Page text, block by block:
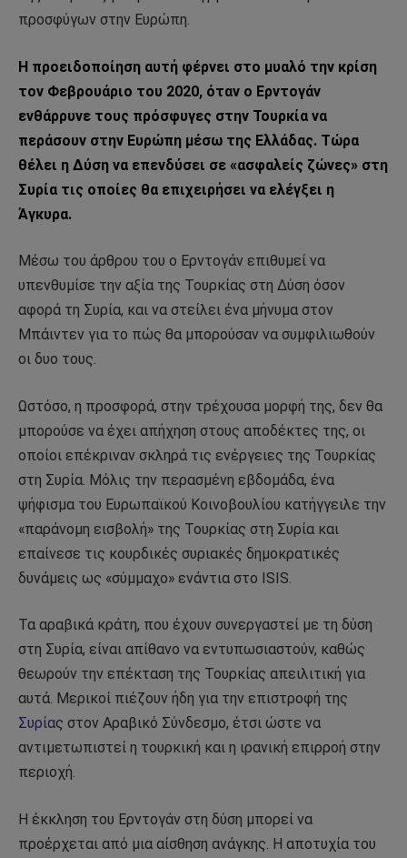
προσφύγων στην Ευρώπη.
Η προειδοποίηση αυτή φέρνει στο μυαλό την κρίση
τον Φεβρουάριο του 2020, όταν ο Ερντογάν
ενθάρρυνε τους πρόσφυγες στην Τουρκία να
περάσουν στην Ευρώπη μέσω της Ελλάδας. Τώρα
θέλει η Δύση να επενδύσει σε «ασφαλείς ζώνες» στη
Συρία τις οποίες θα επιχειρήσει να ελέγξει η
Άγκυρα.
Μέσω του άρθρου του ο Ερντογάν επιθυμεί να
υπενθυμίσε την αξία της Τουρκίας στη Δύση όσον
αφορά τη Συρία, και να στείλει ένα μήνυμα στον
Μπάιντεν για το πώς θα μπορούσαν να συμφιλιωθούν
οι δυο τους.
Ωστόσο, η προσφορά, στην τρέχουσα μορφή της, δεν θα
μπορούσε να έχει απήχηση στους αποδέκτες της, οι
οποίοι επέκριναν σκληρά τις ενέργειες της Τουρκίας
στη Συρία. Μόλις την περασμένη εβδομάδα, ένα
ψήφισμα του Ευρωπαϊκού Κοινοβουλίου κατήγγειλε την
«παράνομη εισβολή» της Τουρκίας στη Συρία και
επαίνεσε τις κουρδικές συριακές δημοκρατικές
δυνάμεις ως «σύμμαχο» ενάντια στο ISIS.
Τα αραβικά κράτη, που έχουν συνεργαστεί με τη δύση
στη Συρία, είναι απίθανο να εντυπωσιαστούν, καθώς
θεωρούν την επέκταση της Τουρκίας απειλιτική για
αυτά. Μερικοί πιέζουν ήδη για την επιστροφή της
Συρίας στον Αραβικό Σύνδεσμο, έτσι ώστε να
αντιμετωπιστεί η τουρκική και η ιρανική επιρροή στην
περιοχή.
Η έκκληση του Ερντογάν στη δύση μπορεί να
προέρχεται από μια αίσθηση ανάγκης. Η αποτυχία του